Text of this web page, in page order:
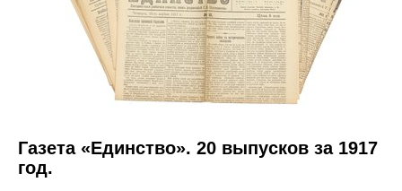
Газета «Единство». 20 выпусков за 1917
год.